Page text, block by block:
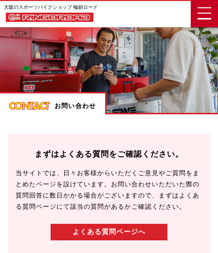
大阪のスポーツバイクショップ 輪娯ロード
CONTACT お問い合わせ
まずはよくある質問をご確認ください。
当サイトでは、日々お客様からいただくご意見やご質問をま
とめたページを設けています。お問い合わせいただいた際の
質問回答に数日かかる場合がございますので、まずはよくあ
る質問ページにて該当の質問があるかご確認ください。
よくある質問ページへ